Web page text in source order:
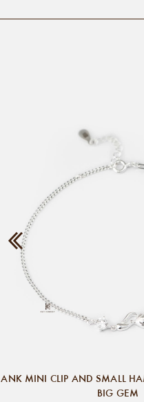
ANK MINI CLIP AND SMALL
BIG GEM